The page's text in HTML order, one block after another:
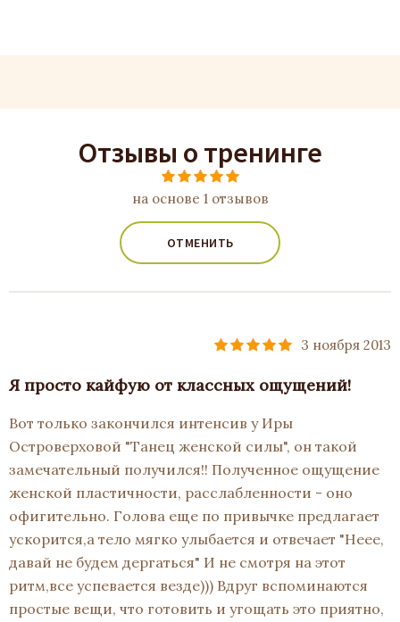
Отзывы о тренинге
на основе 1 отзывов
ОТМЕНИТЬ
3 ноября 2013
Я просто кайфую от классных ощущений!
Вот только закончился интенсив у Иры
Островерховой "Танец женской силы", он такой
замечательный получился!! Полученное ощущение
женской пластичности, расслабленности - оно
офигительно. Голова еще по привычке предлагает
ускорится,а тело мягко улыбается и отвечает "Неее,
давай не будем дергаться" И не смотря на этот
ритм,все успевается везде))) Вдруг вспоминаются
простые вещи, что готовить и угощать это приятно,